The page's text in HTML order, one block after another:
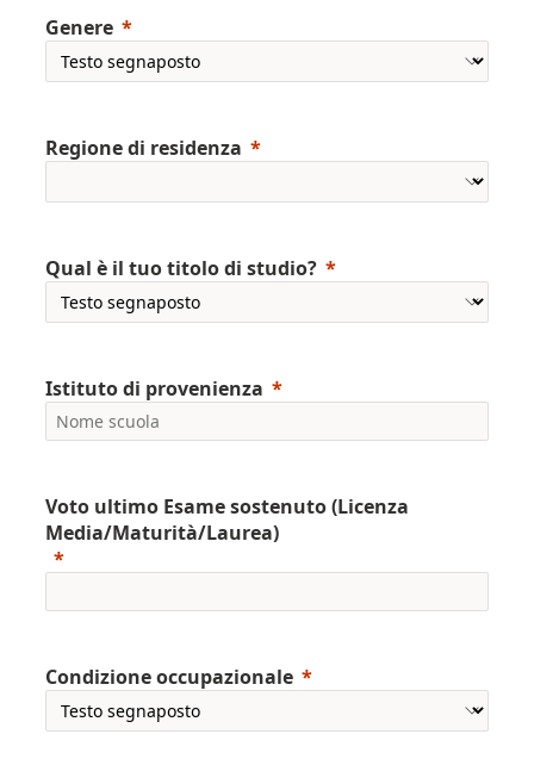
Genere
Regione di residenza
Qual è il tuo titolo di studio?
Istituto di provenienza
Voto ultimo Esame sostenuto (Licenza
Media/Maturità/Laurea)
Condizione occupazionale